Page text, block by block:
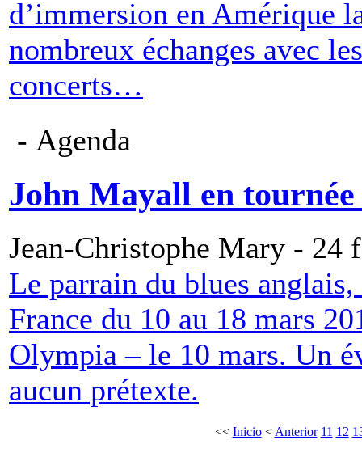
d’immersion en Amérique
nombreux échanges avec
concerts…
- Agenda
John Mayall en
Jean-Christophe Mary - 24
Le parrain du blues
France du 10 au 18 mars
Olympia – le 10 mars. Un
aucun prétexte.
<< Inicio< Anterior 11 12